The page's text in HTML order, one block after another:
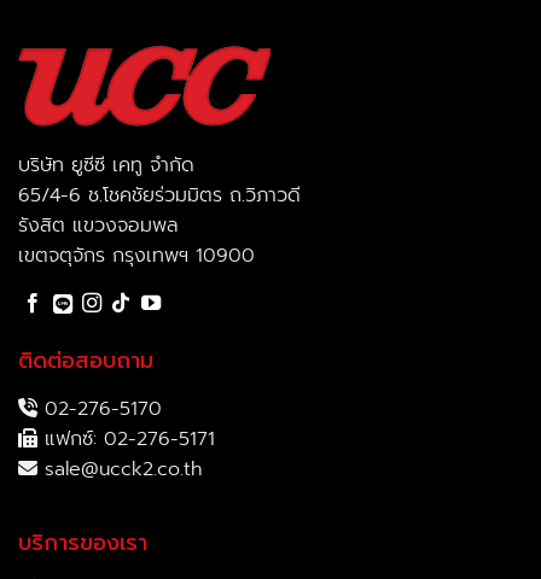
บริษัท ยูซีซี เคทู จำกัด
65/4-6 ช.โชคชัยร่วมมิตร ถ.วิภาวดี
รังสิต แขวงจอมพล
เขตจตุจักร กรุงเทพฯ 10900
ติดต่อสอบถาม
02-276-5170
แฟกซ์: 02-276-5171
sale@ucck2.co.th
บริการของเรา